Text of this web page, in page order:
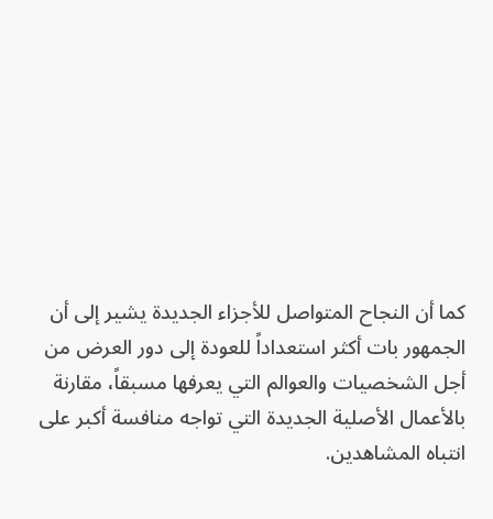
كما أن النجاح المتواصل للأجزاء الجديدة يشير إلى أن
الجمهور بات أكثر استعداداً للعودة إلى دور العرض من
أجل الشخصيات والعوالم التي يعرفها مسبقاً، مقارنة
بالأعمال الأصلية الجديدة التي تواجه منافسة أكبر على
انتباه المشاهدين.